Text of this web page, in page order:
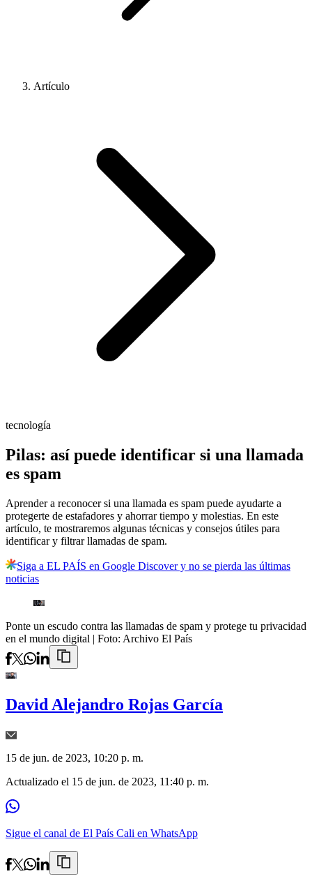
Artículo
tecnología
Pilas: así puede identificar si una llamada
es spam
Aprender a reconocer si una llamada es spam puede ayudarte a
protegerte de estafadores y ahorrar tiempo y molestias. En este
artículo, te mostraremos algunas técnicas y consejos útiles para
identificar y filtrar llamadas de spam.
Siga a EL PAÍS en Google Discover y no se pierda las últimas
noticias
Ponte un escudo contra las llamadas de spam y protege tu privacidad
en el mundo digital | Foto: Archivo El País
David Alejandro Rojas García
15 de jun. de 2023, 10:20 p. m.
Actualizado el 15 de jun. de 2023, 11:40 p. m.
Sigue el canal de El País Cali en WhatsApp